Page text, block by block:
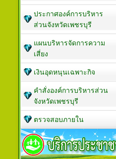
ประกาศองค์การบริหาร
ส่วนจังหวัดเพชรบุรี
แผนบริหารจัดการความ
เสี่ยง
เงินอุดหนุนเฉพาะกิจ
คำสั่งองค์การบริหารส่วน
จังหวัดเพชรบุรี
ตรวจสอบภายใน